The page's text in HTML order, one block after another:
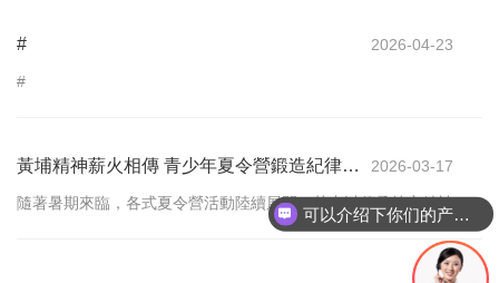
2026-04-23
#
#
2026-03-17
黃埔精神薪火相傳 青少年夏令營鍛造紀律與
隨著暑期來臨，各式夏令營活動陸續展開，其中以傳承特定精神為
核心的體驗式教育課程，持續獲得廣泛關注。近年來，標榜以「黃
埔精神」為核心理念所規劃的青少年夏令營，成為
可以介绍下你们的产品么